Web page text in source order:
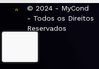
© 2024 - MyCond
- Todos os Direitos
Reservados